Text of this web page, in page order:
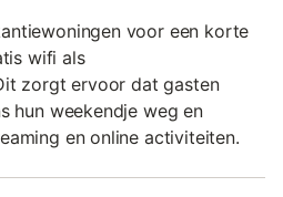
voor een korte
wifi als
zorgt ervoor dat gasten
hun weekendje weg en
en online activiteiten.